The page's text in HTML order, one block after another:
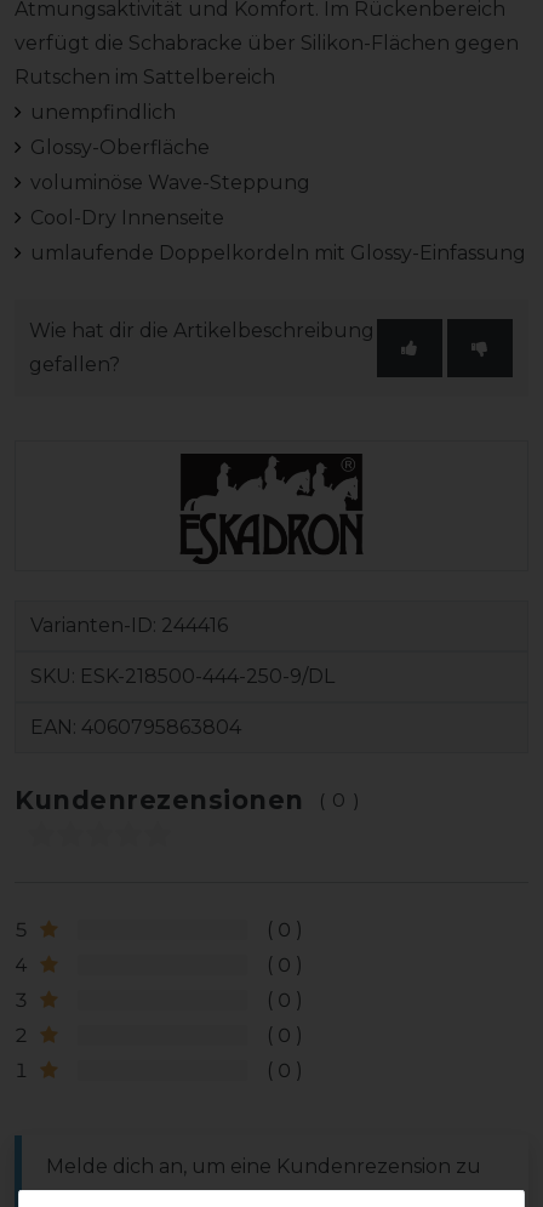
Atmungsaktivität und Komfort. Im Rückenbereich
verfügt die Schabracke über Silikon-Flächen gegen
Rutschen im Sattelbereich
unempfindlich
Glossy-Oberfläche
voluminöse Wave-Steppung
Cool-Dry Innenseite
umlaufende Doppelkordeln mit Glossy-Einfassung
Wie hat dir die Artikelbeschreibung
gefallen?
Varianten-ID: 244416
SKU: ESK-218500-444-250-9/DL
EAN: 4060795863804
Kundenrezensionen (0)
5
0
4
0
3
0
2
0
1
0
Melde dich an, um eine Kundenrezension zu